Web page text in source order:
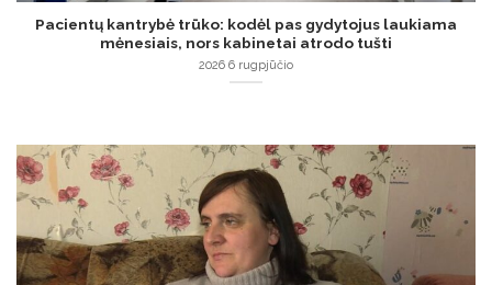
Pacientų kantrybė trūko: kodėl pas gydytojus laukiama
mėnesiais, nors kabinetai atrodo tušti
2026 6 rugpjūčio